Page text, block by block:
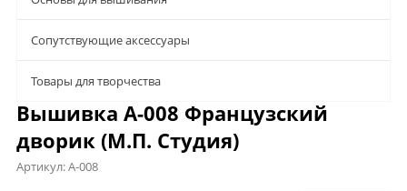
Сопутствующие аксессуары
Товары для творчества
Вышивка А-008 Французский
дворик (М.П. Студия)
Артикул:А-008